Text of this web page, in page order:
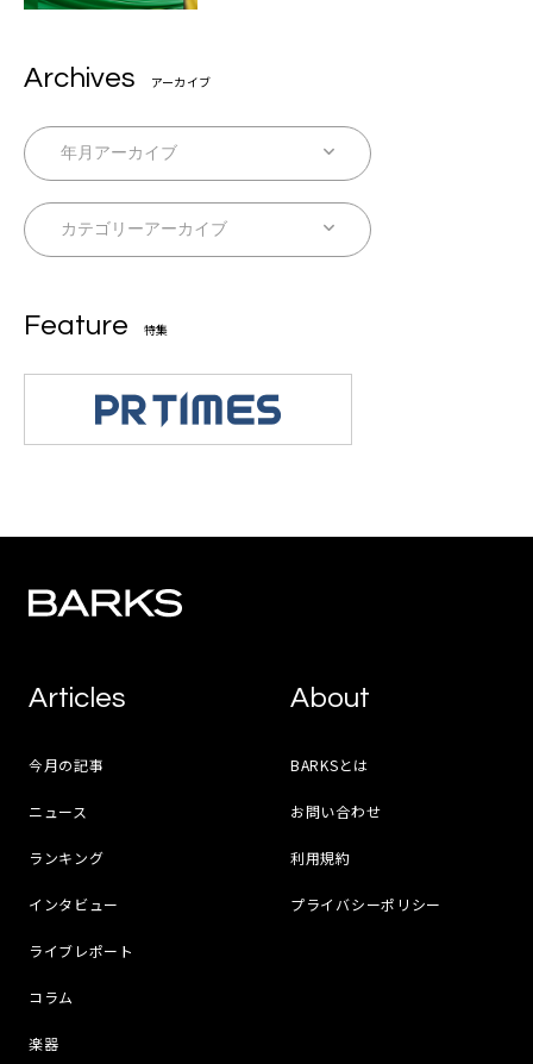
Archives アーカイブ
Feature 特集
Articles
今月の記事
ニュース
ランキング
インタビュー
ライブレポート
コラム
楽器
About
BARKSとは
お問い合わせ
利用規約
プライバシーポリシー